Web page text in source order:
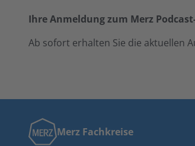
Ihre Anmeldung zum Merz
Ab sofort erhalten Sie die aktuellen
Merz Fachkreise